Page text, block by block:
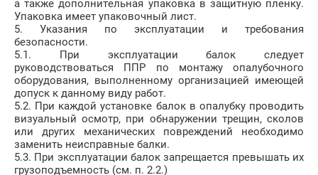
а также дополнительная упаковка в защитную пленку.
Упаковка имеет упаковочный лист.
5. Указания по эксплуатации и требования
безопасности.
5.1. При эксплуатации балок следует
руководствоваться ППР по монтажу опалубочного
оборудования, выполненному организацией имеющей
допуск к данному виду работ.
5.2. При каждой установке балок в опалубку проводить
визуальный осмотр, при обнаружении трещин, сколов
или других механических повреждений необходимо
заменить неисправные балки.
5.3. При эксплуатации балок запрещается превышать их
грузоподъемность (см. п. 2.2.)